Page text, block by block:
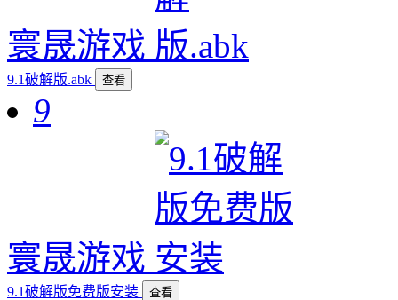
寰晟游戏
9.1破解版.abk 查看
9
寰晟游戏
9.1破解版免费版安装 查看